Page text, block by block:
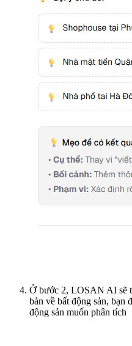
Ở bước 2, LOSAN AI sẽ
bản về bất động sản, bạn
động sản muốn phân tích